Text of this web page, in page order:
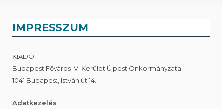
IMPRESSZUM
KIADÓ
Budapest Főváros IV. Kerület Újpest Önkormányzata
1041 Budapest, István út 14.
Adatkezelés